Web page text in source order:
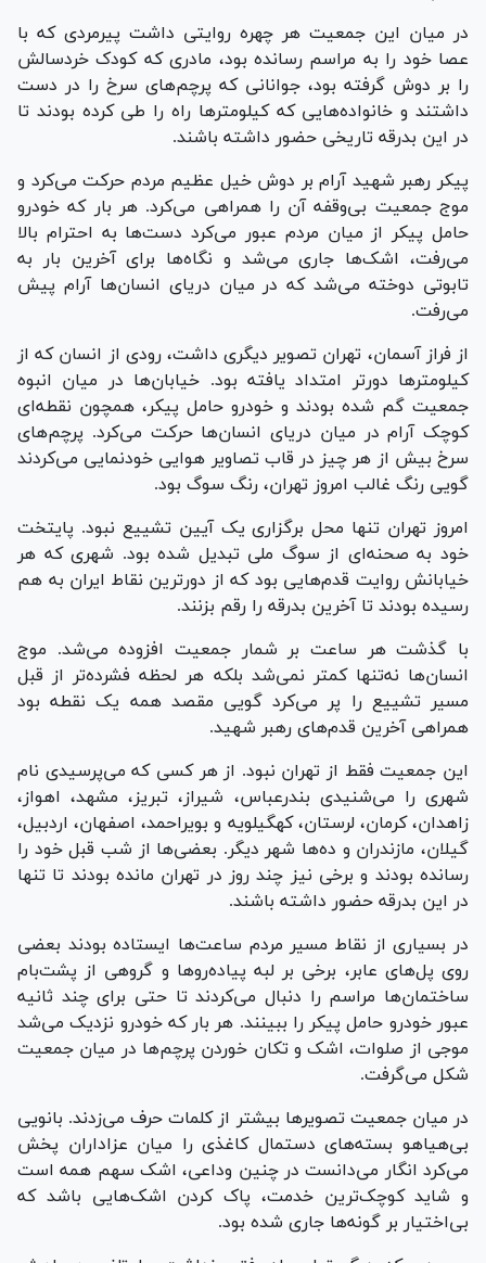
در میان این جمعیت هر چهره روایتی داشت پیرمردی که با
عصا خود را به مراسم رسانده بود، مادری که کودک خردسالش
را بر دوش گرفته بود، جوانانی که پرچم‌های سرخ را در دست
داشتند و خانواده‌هایی که کیلومترها راه را طی کرده بودند تا
در این بدرقه تاریخی حضور داشته باشند.
پیکر رهبر شهید آرام بر دوش خیل عظیم مردم حرکت می‌کرد و
موج جمعیت بی‌وقفه آن را همراهی می‌کرد. هر بار که خودرو
حامل پیکر از میان مردم عبور می‌کرد دست‌ها به احترام بالا
می‌رفت، اشک‌ها جاری می‌شد و نگاه‌ها برای آخرین بار به
تابوتی دوخته می‌شد که در میان دریای انسان‌ها آرام پیش
می‌رفت.
از فراز آسمان، تهران تصویر دیگری داشت، رودی از انسان که از
کیلومترها دورتر امتداد یافته بود. خیابان‌ها در میان انبوه
جمعیت گم شده بودند و خودرو حامل پیکر، همچون نقطه‌ای
کوچک آرام در میان دریای انسان‌ها حرکت می‌کرد. پرچم‌های
سرخ بیش از هر چیز در قاب تصاویر هوایی خودنمایی می‌کردند
گویی رنگ غالب امروز تهران، رنگ سوگ بود.
امروز تهران تنها محل برگزاری یک آیین تشییع نبود. پایتخت
خود به صحنه‌ای از سوگ ملی تبدیل شده بود. شهری که هر
خیابانش روایت قدم‌هایی بود که از دورترین نقاط ایران به هم
رسیده بودند تا آخرین بدرقه را رقم بزنند.
با گذشت هر ساعت بر شمار جمعیت افزوده می‌شد. موج
انسان‌ها نه‌تنها کمتر نمی‌شد بلکه هر لحظه فشرده‌تر از قبل
مسیر تشییع را پر می‌کرد گویی مقصد همه یک نقطه بود
همراهی آخرین قدم‌های رهبر شهید.
این جمعیت فقط از تهران نبود. از هر کسی که می‌پرسیدی نام
شهری را می‌شنیدی بندرعباس، شیراز، تبریز، مشهد، اهواز،
زاهدان، کرمان، لرستان، کهگیلویه و بویراحمد، اصفهان، اردبیل،
گیلان، مازندران و ده‌ها شهر دیگر. بعضی‌ها از شب قبل خود را
رسانده بودند و برخی نیز چند روز در تهران مانده بودند تا تنها
در این بدرقه حضور داشته باشند.
در بسیاری از نقاط مسیر مردم ساعت‌ها ایستاده بودند بعضی
روی پل‌های عابر، برخی بر لبه پیاده‌روها و گروهی از پشت‌بام
ساختمان‌ها مراسم را دنبال می‌کردند تا حتی برای چند ثانیه
عبور خودرو حامل پیکر را ببینند. هر بار که خودرو نزدیک می‌شد
موجی از صلوات، اشک و تکان خوردن پرچم‌ها در میان جمعیت
شکل می‌گرفت.
در میان جمعیت تصویرها بیشتر از کلمات حرف می‌زدند. بانویی
بی‌هیاهو بسته‌های دستمال کاغذی را میان عزاداران پخش
می‌کرد انگار می‌دانست در چنین وداعی، اشک سهم همه است
و شاید کوچک‌ترین خدمت، پاک کردن اشک‌هایی باشد که
بی‌اختیار بر گونه‌ها جاری شده بود.